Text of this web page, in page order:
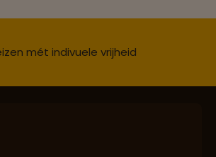
mét indivuele vrijheid
en deskundig reisadvies